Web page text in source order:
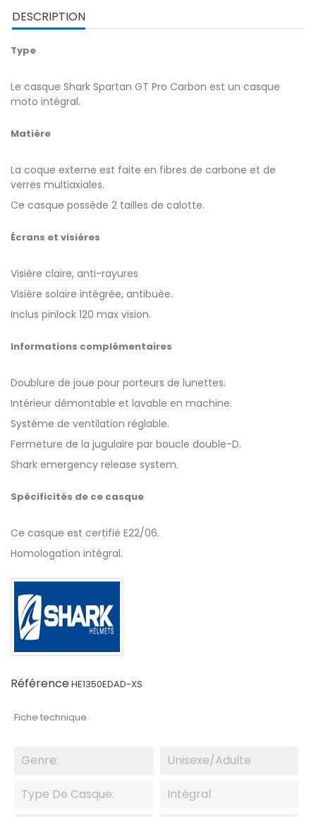
DESCRIPTION
Type
Le casque Shark Spartan GT Pro Carbon est un casque
moto intégral.
Matière
La coque externe est faite en fibres de carbone et de
verres multiaxiales.
Ce casque possède 2 tailles de calotte.
Écrans et visières
Visière claire, anti-rayures
Visière solaire intégrée, antibuée.
Inclus pinlock 120 max vision.
Informations complémentaires
Doublure de joue pour porteurs de lunettes.
Intérieur démontable et lavable en machine.
Système de ventilation réglable.
Fermeture de la jugulaire par boucle double-D.
Shark emergency release system.
Spécificités de ce casque
Ce casque est certifié E22/06.
Homologation intégral.
RéférenceHE1350EDAD-XS
Fiche technique
Genre: Unisexe/adulte
Type De Casque: Intégral